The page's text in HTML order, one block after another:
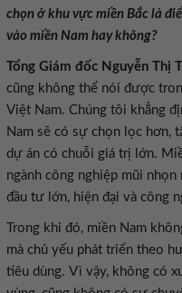
chọn ở khu vực miền Bắc là
vào miền Nam hay không?
Tổng Giám đốc Nguyễn Thị
cũng không thể nói được
Việt Nam. Chúng tôi khẳng
Nam sẽ có sự chọn lọc hơn,
dự án có chuỗi giá trị lớn.
ngành công nghiệp mũi
đầu tư lớn, hiện đại và công
Trong khi đó, miền Nam
mà chủ yếu phát triển theo
tiêu dùng. Vì vậy, không có